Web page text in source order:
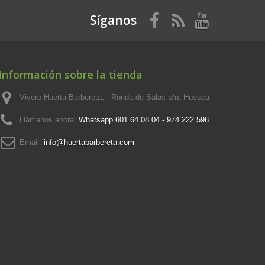
Síganos
sobre la tienda
Vivero Huerta Barbereta, - Ronda de Salas s/n, Huesca
Llámanos ahora: Whatsapp 601 64 08 04 - 974 222 596
Email: info@huertabarbereta.com